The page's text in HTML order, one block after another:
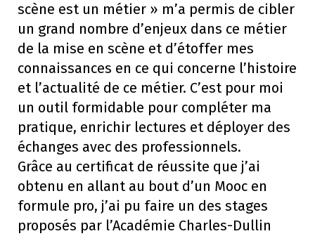
scène est un métier » m’a permis de cibler
un grand nombre d’enjeux dans ce métier
de la mise en scène et d’étoffer mes
connaissances en ce qui concerne l’histoire
et l’actualité de ce métier. C’est pour moi
un outil formidable pour compléter ma
pratique, enrichir lectures et déployer des
échanges avec des professionnels.
Grâce au certificat de réussite que j’ai
obtenu en allant au bout d’un Mooc en
formule pro, j’ai pu faire un des stages
proposés par l’Académie Charles-Dullin